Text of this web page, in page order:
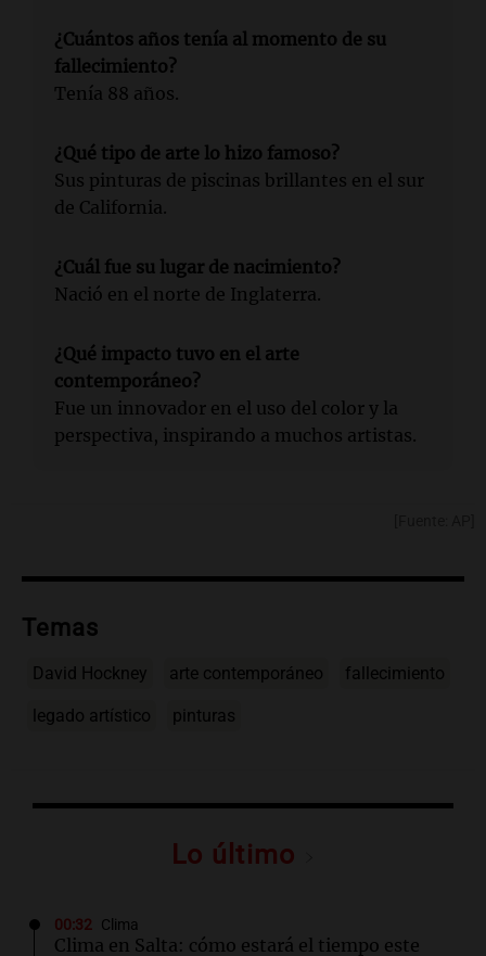
¿Cuántos años tenía al momento de su
fallecimiento?
Tenía 88 años.
¿Qué tipo de arte lo hizo famoso?
Sus pinturas de piscinas brillantes en el sur
de California.
¿Cuál fue su lugar de nacimiento?
Nació en el norte de Inglaterra.
¿Qué impacto tuvo en el arte
contemporáneo?
Fue un innovador en el uso del color y la
perspectiva, inspirando a muchos artistas.
Temas
David Hockney arte contemporáneo fallecimiento
legado artístico pinturas
Lo último
00:32 Clima
Clima en Salta: cómo estará el tiempo este